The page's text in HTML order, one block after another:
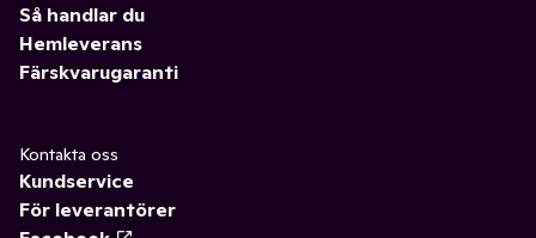
Så handlar du
Hemleverans
Färskvarugaranti
Kontakta oss
Kundservice
För leverantörer